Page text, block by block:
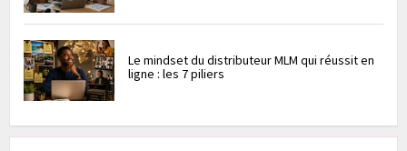
Le mindset du distributeur MLM qui réussit en
ligne : les 7 piliers